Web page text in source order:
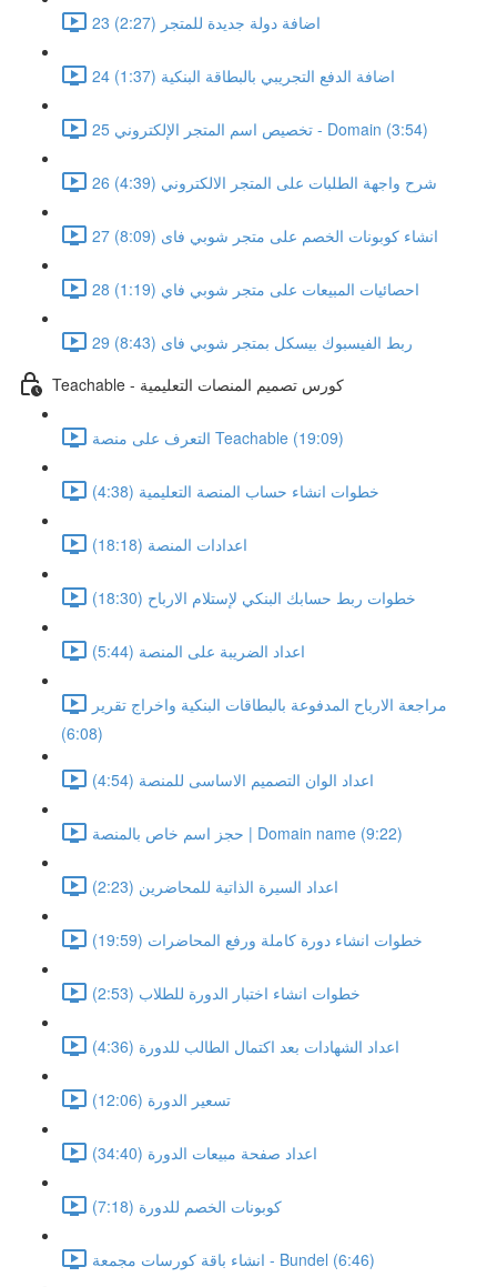
23 اضافة دولة جديدة للمتجر (2:27)
24 اضافة الدفع التجريبي بالبطاقة البنكية (1:37)
25 تخصيص اسم المتجر الإلكتروني - Domain (3:54)
26 شرح واجهة الطلبات على المتجر الالكتروني (4:39)
27 انشاء كوبونات الخصم على متجر شوبي فاى (8:09)
28 احصائيات المبيعات على متجر شوبي فاي (1:19)
29 ربط الفيسبوك بيسكل بمتجر شوبي فاى (8:43)
Teachable - كورس تصميم المنصات التعليمية
التعرف على منصة Teachable (19:09)
خطوات انشاء حساب المنصة التعليمية (4:38)
اعدادات المنصة (18:18)
خطوات ربط حسابك البنكي لإستلام الارباح (18:30)
اعداد الضريبة على المنصة (5:44)
مراجعة الارباح المدفوعة بالبطاقات البنكية واخراج تقرير
(6:08)
اعداد الوان التصميم الاساسى للمنصة (4:54)
حجز اسم خاص بالمنصة | Domain name (9:22)
اعداد السيرة الذاتية للمحاضرين (2:23)
خطوات انشاء دورة كاملة ورفع المحاضرات (19:59)
خطوات انشاء اختبار الدورة للطلاب (2:53)
اعداد الشهادات بعد اكتمال الطالب للدورة (4:36)
تسعير الدورة (12:06)
اعداد صفحة مبيعات الدورة (34:40)
كوبونات الخصم للدورة (7:18)
انشاء باقة كورسات مجمعة - Bundel (6:46)